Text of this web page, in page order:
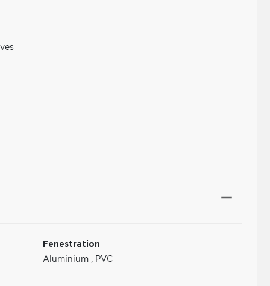
Fenestration
Aluminium
PVC